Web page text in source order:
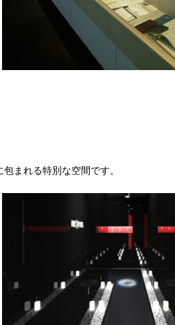
まれる特別な空間です。